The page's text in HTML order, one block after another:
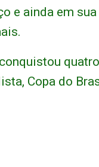
e ainda em
Copa do